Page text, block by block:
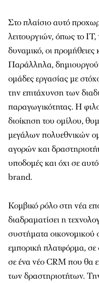
Στο πλαίσιο αυτό
λειτουργιών, όπως το
δυναμικό, οι προμήθειες
Παράλληλα,
ομάδες εργασίας με
την επιτάχυνση των
παραγωγικότητας. Η
διοίκηση του ομίλου,
μεγάλων πολυεθνικών
αγορών και
υποδομές και όχι σε
brand.
Κομβικό ρόλο στη νέα
διαδραματίσει η
συστήματα οικονομικού
εμπορική πλατφόρμα, σε
σε ένα νέο CRM που θα
των δραστηριοτήτων.